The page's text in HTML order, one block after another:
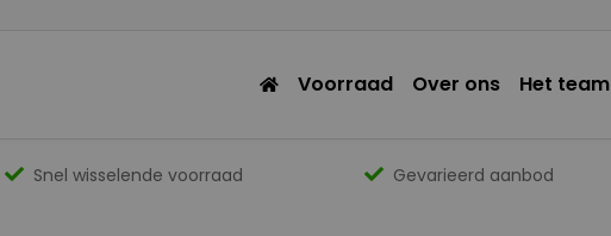
Voorraad Over ons Het team
Snel wisselende voorraad Gevarieerd aanbod